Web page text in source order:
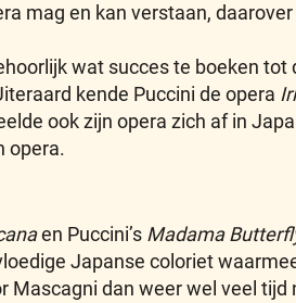
mag en kan verstaan,
wat succes te boeken tot
kende Puccini de opera
ook zijn opera zich af in
opera.
en Puccini’s Madama
Japanse coloriet
Mascagni dan weer wel veel